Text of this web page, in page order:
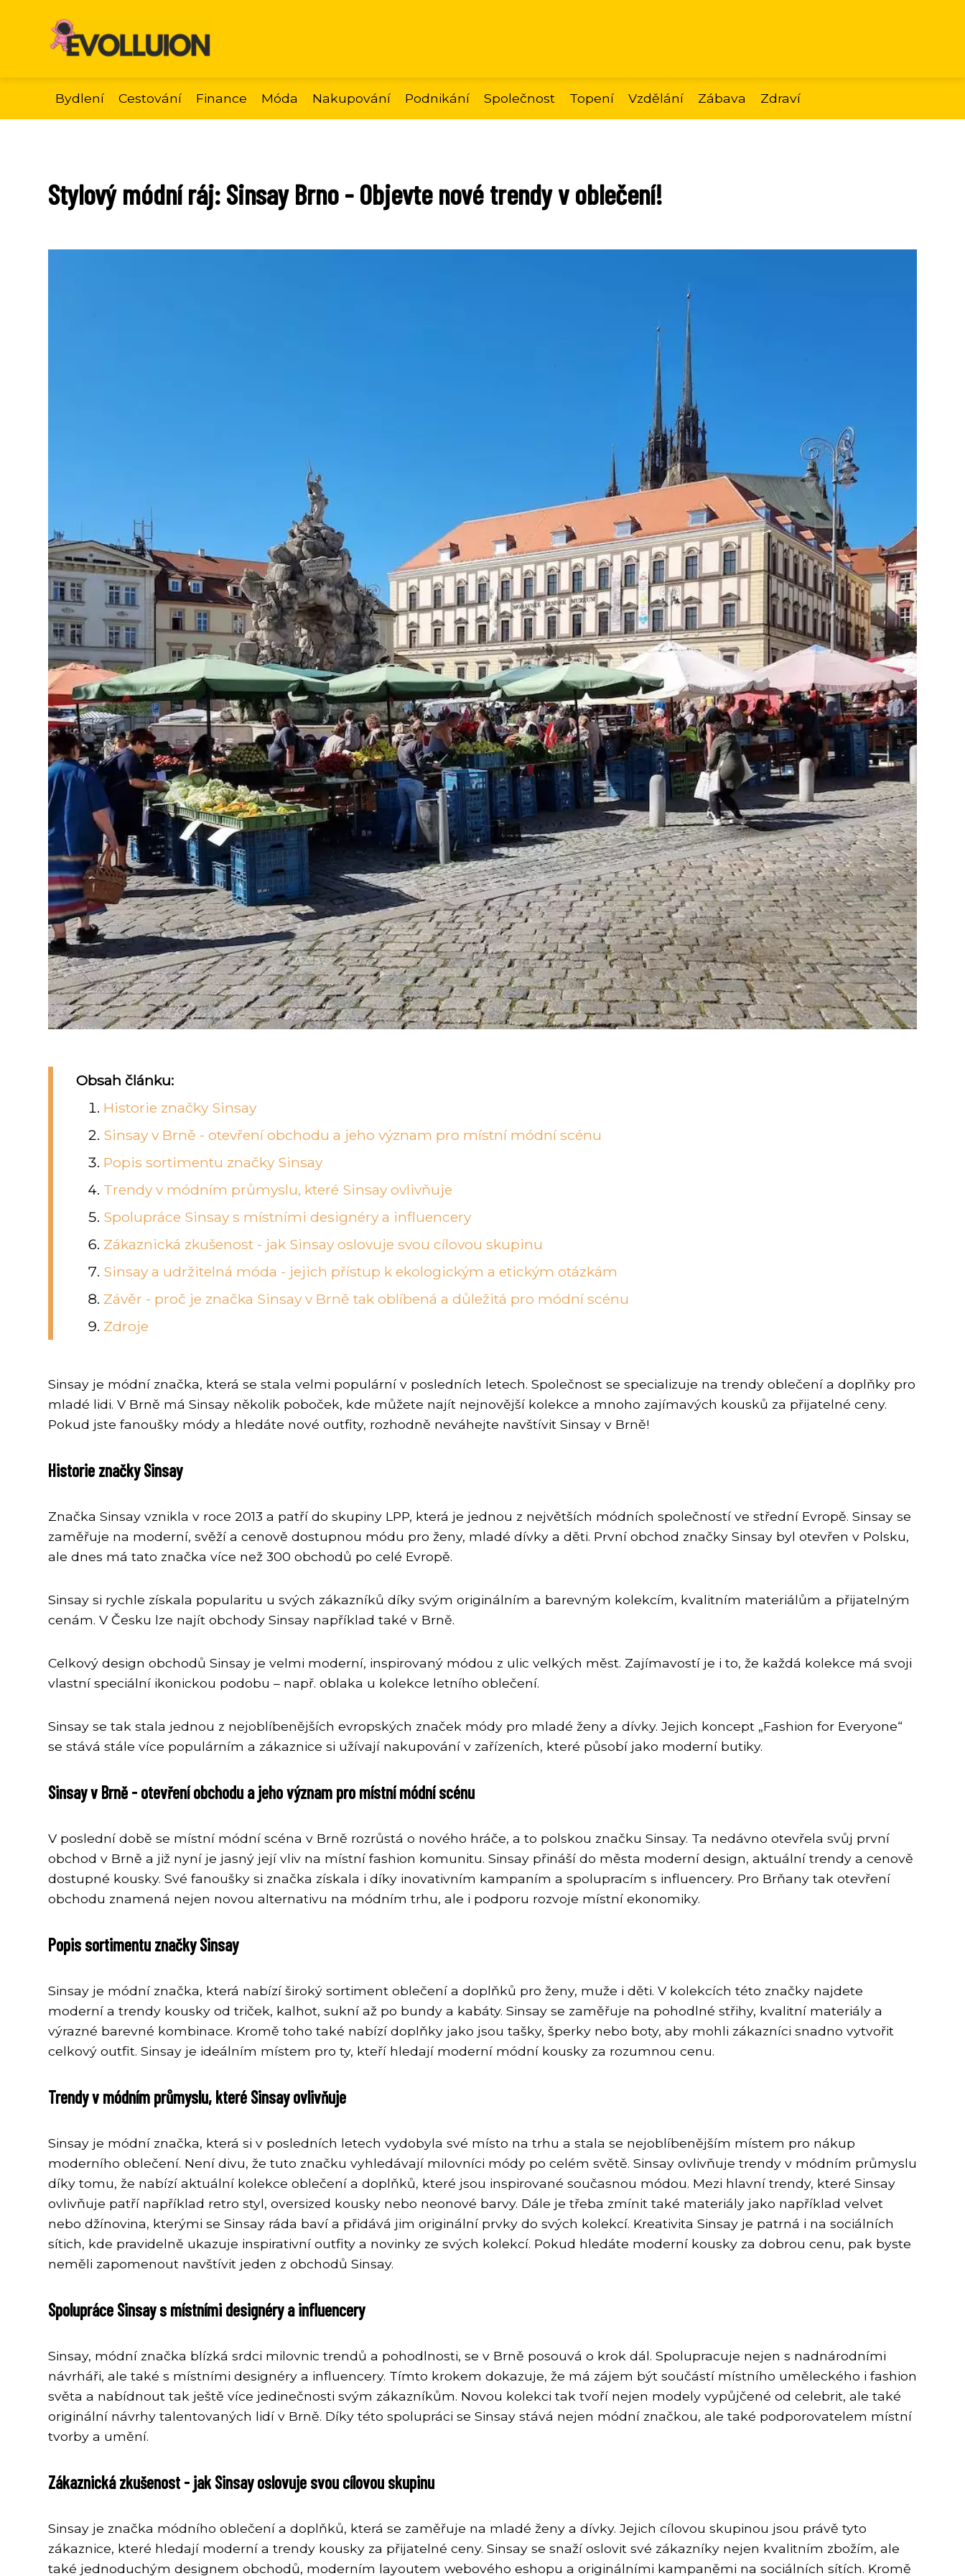
Bydlení Cestování Finance Móda Nakupování Podnikání Společnost Topení Vzdělání Zábava Zdraví
Stylový módní ráj: Sinsay Brno - Objevte nové trendy v oblečení!
Obsah článku:
Historie značky Sinsay
Sinsay v Brně - otevření obchodu a jeho význam pro místní módní scénu
Popis sortimentu značky Sinsay
Trendy v módním průmyslu, které Sinsay ovlivňuje
Spolupráce Sinsay s místními designéry a influencery
Zákaznická zkušenost - jak Sinsay oslovuje svou cílovou skupinu
Sinsay a udržitelná móda - jejich přístup k ekologickým a etickým otázkám
Závěr - proč je značka Sinsay v Brně tak oblíbená a důležitá pro módní scénu
Zdroje
Sinsay je módní značka, která se stala velmi populární v posledních letech. Společnost se specializuje na trendy oblečení a doplňky pro
mladé lidi. V Brně má Sinsay několik poboček, kde můžete najít nejnovější kolekce a mnoho zajímavých kousků za přijatelné ceny.
Pokud jste fanoušky módy a hledáte nové outfity, rozhodně neváhejte navštívit Sinsay v Brně!
Historie značky Sinsay
Značka Sinsay vznikla v roce 2013 a patří do skupiny LPP, která je jednou z největších módních společností ve střední Evropě. Sinsay se
zaměřuje na moderní, svěží a cenově dostupnou módu pro ženy, mladé dívky a děti. První obchod značky Sinsay byl otevřen v Polsku,
ale dnes má tato značka více než 300 obchodů po celé Evropě.
Sinsay si rychle získala popularitu u svých zákazníků díky svým originálním a barevným kolekcím, kvalitním materiálům a přijatelným
cenám. V Česku lze najít obchody Sinsay například také v Brně.
Celkový design obchodů Sinsay je velmi moderní, inspirovaný módou z ulic velkých měst. Zajímavostí je i to, že každá kolekce má svoji
vlastní speciální ikonickou podobu – např. oblaka u kolekce letního oblečení.
Sinsay se tak stala jednou z nejoblíbenějších evropských značek módy pro mladé ženy a dívky. Jejich koncept „Fashion for Everyone“
se stává stále více populárním a zákaznice si užívají nakupování v zařízeních, které působí jako moderní butiky.
Sinsay v Brně - otevření obchodu a jeho význam pro místní módní scénu
V poslední době se místní módní scéna v Brně rozrůstá o nového hráče, a to polskou značku Sinsay. Ta nedávno otevřela svůj první
obchod v Brně a již nyní je jasný její vliv na místní fashion komunitu. Sinsay přináší do města moderní design, aktuální trendy a cenově
dostupné kousky. Své fanoušky si značka získala i díky inovativním kampaním a spolupracím s influencery. Pro Brňany tak otevření
obchodu znamená nejen novou alternativu na módním trhu, ale i podporu rozvoje místní ekonomiky.
Popis sortimentu značky Sinsay
Sinsay je módní značka, která nabízí široký sortiment oblečení a doplňků pro ženy, muže i děti. V kolekcích této značky najdete
moderní a trendy kousky od triček, kalhot, sukní až po bundy a kabáty. Sinsay se zaměřuje na pohodlné střihy, kvalitní materiály a
výrazné barevné kombinace. Kromě toho také nabízí doplňky jako jsou tašky, šperky nebo boty, aby mohli zákazníci snadno vytvořit
celkový outfit. Sinsay je ideálním místem pro ty, kteří hledají moderní módní kousky za rozumnou cenu.
Trendy v módním průmyslu, které Sinsay ovlivňuje
Sinsay je módní značka, která si v posledních letech vydobyla své místo na trhu a stala se nejoblíbenějším místem pro nákup
moderního oblečení. Není divu, že tuto značku vyhledávají milovníci módy po celém světě. Sinsay ovlivňuje trendy v módním průmyslu
díky tomu, že nabízí aktuální kolekce oblečení a doplňků, které jsou inspirované současnou módou. Mezi hlavní trendy, které Sinsay
ovlivňuje patří například retro styl, oversized kousky nebo neonové barvy. Dále je třeba zmínit také materiály jako například velvet
nebo džínovina, kterými se Sinsay ráda baví a přidává jim originální prvky do svých kolekcí. Kreativita Sinsay je patrná i na sociálních
sítich, kde pravidelně ukazuje inspirativní outfity a novinky ze svých kolekcí. Pokud hledáte moderní kousky za dobrou cenu, pak byste
neměli zapomenout navštívit jeden z obchodů Sinsay.
Spolupráce Sinsay s místními designéry a influencery
Sinsay, módní značka blízká srdci milovnic trendů a pohodlnosti, se v Brně posouvá o krok dál. Spolupracuje nejen s nadnárodními
návrháři, ale také s místními designéry a influencery. Tímto krokem dokazuje, že má zájem být součástí místního uměleckého i fashion
světa a nabídnout tak ještě více jedinečnosti svým zákazníkům. Novou kolekci tak tvoří nejen modely vypůjčené od celebrit, ale také
originální návrhy talentovaných lidí v Brně. Díky této spolupráci se Sinsay stává nejen módní značkou, ale také podporovatelem místní
tvorby a umění.
Zákaznická zkušenost - jak Sinsay oslovuje svou cílovou skupinu
Sinsay je značka módního oblečení a doplňků, která se zaměřuje na mladé ženy a dívky. Jejich cílovou skupinou jsou právě tyto
zákaznice, které hledají moderní a trendy kousky za přijatelné ceny. Sinsay se snaží oslovit své zákazníky nejen kvalitním zbožím, ale
také jednoduchým designem obchodů, moderním layoutem webového eshopu a originálními kampaněmi na sociálních sítích. Kromě